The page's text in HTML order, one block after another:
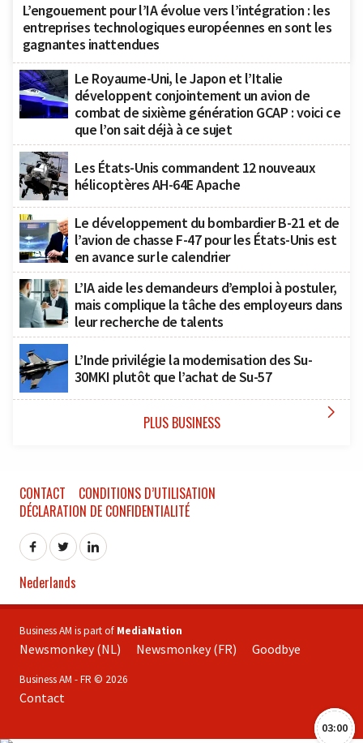
L’engouement pour l’IA évolue vers l’intégration : les
entreprises technologiques européennes en sont les
gagnantes inattendues
Le Royaume-Uni, le Japon et l’Italie
développent conjointement un avion de
combat de sixième génération GCAP : voici ce
que l’on sait déjà à ce sujet
Les États-Unis commandent 12 nouveaux
hélicoptères AH-64E Apache
Le développement du bombardier B-21 et de
l’avion de chasse F-47 pour les États-Unis est
en avance sur le calendrier
L’IA aide les demandeurs d’emploi à postuler,
mais complique la tâche des employeurs dans
leur recherche de talents
L’Inde privilégie la modernisation des Su-
30MKI plutôt que l’achat de Su-57
PLUS BUSINESS 
03:00
CONTACT
CONDITIONS D’UTILISATION
DÉCLARATION DE CONFIDENTIALITÉ
Nederlands
Business AM is part of MediaNation
Newsmonkey (NL) Newsmonkey (FR) Goodbye
Business AM - FR © 2026
Contact